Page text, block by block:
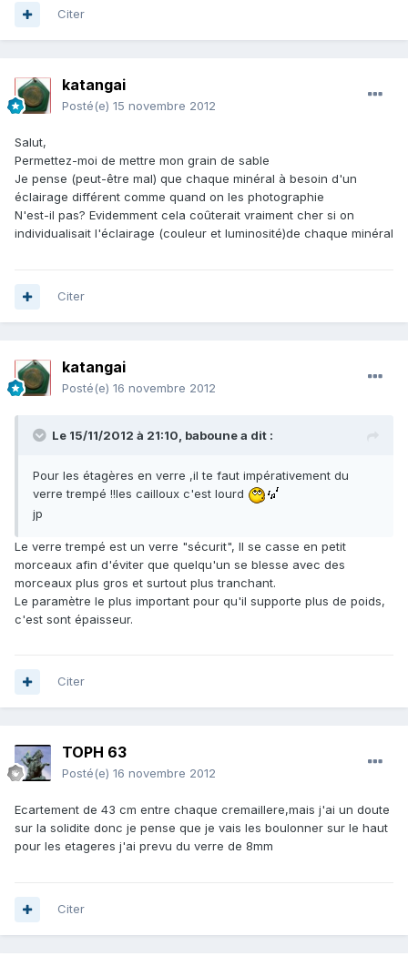
Citer
katangai
Posté(e) 15 novembre 2012
Salut,
Permettez-moi de mettre mon grain de sable
Je pense (peut-être mal) que chaque minéral à besoin d'un
éclairage différent comme quand on les photographie
N'est-il pas? Evidemment cela coûterait vraiment cher si on
individualisait l'éclairage (couleur et luminosité)de chaque minéral
Citer
katangai
Posté(e) 16 novembre 2012
Le 15/11/2012 à 21:10, baboune a dit :
Pour les étagères en verre ,il te faut impérativement du
verre trempé !!les cailloux c'est lourd
jp
Le verre trempé est un verre "sécurit", Il se casse en petit
morceaux afin d'éviter que quelqu'un se blesse avec des
morceaux plus gros et surtout plus tranchant.
Le paramètre le plus important pour qu'il supporte plus de poids,
c'est sont épaisseur.
Citer
TOPH 63
Posté(e) 16 novembre 2012
Ecartement de 43 cm entre chaque cremaillere,mais j'ai un doute
sur la solidite donc je pense que je vais les boulonner sur le haut
pour les etageres j'ai prevu du verre de 8mm
Citer